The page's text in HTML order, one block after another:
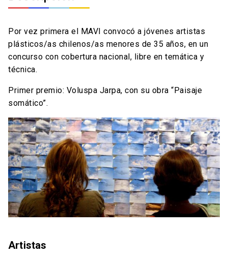
Por vez primera el MAVI convocó a jóvenes artistas
plásticos/as chilenos/as menores de 35 años, en un
concurso con cobertura nacional, libre en temática y
técnica.
Primer premio: Voluspa Jarpa, con su obra “Paisaje
somático”.
Artistas